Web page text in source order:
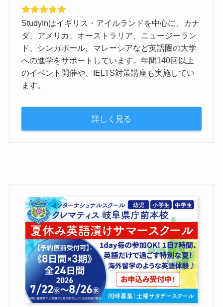
StudyInはイギリス・アイルランドを中心に、カナ
ダ、アメリカ、オーストラリア、ニュージーラン
ド、シンガポール、マレーシアなど英語圏の大学
への進学をサポートしています。年間140回以上
のイベント開催や、IELTS対策講座も実施してい
ます。
詳しく見る